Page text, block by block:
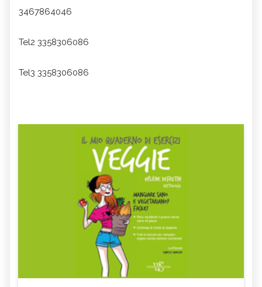
3467864046
Tel2 3358306086
Tel3 3358306086